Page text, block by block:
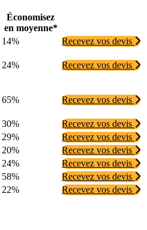
Économisez
en moyenne*
14%
Recevez vos devis
24% Recevez vos devis
65% Recevez vos devis
30%
Recevez vos devis
29%
Recevez vos devis
20%
Recevez vos devis
24%
Recevez vos devis
58%
Recevez vos devis
22% Recevez vos devis